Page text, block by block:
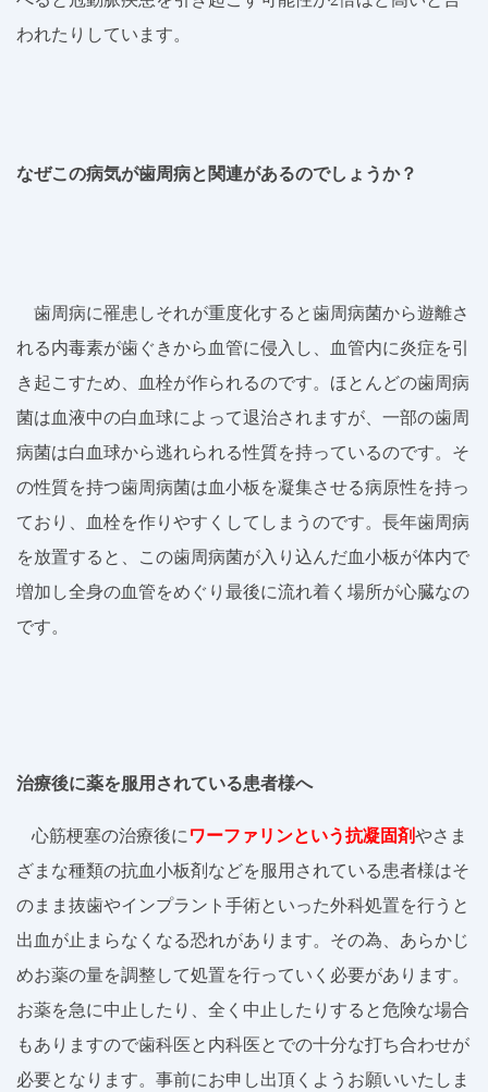
われたりしています。
なぜこの病気が歯周病と関連があるのでしょうか？
歯周病に罹患しそれが重度化すると歯周病菌から遊離さ
れる内毒素が歯ぐきから血管に侵入し、血管内に炎症を引
き起こすため、血栓が作られるのです。ほとんどの歯周病
菌は血液中の白血球によって退治されますが、一部の歯周
病菌は白血球から逃れられる性質を持っているのです。そ
の性質を持つ歯周病菌は血小板を凝集させる病原性を持っ
ており、血栓を作りやすくしてしまうのです。長年歯周病
を放置すると、この歯周病菌が入り込んだ血小板が体内で
増加し全身の血管をめぐり最後に流れ着く場所が心臓なの
です。
治療後に薬を服用されている患者様へ
心筋梗塞の治療後に ワーファリンという抗凝固剤やさま
ざまな種類の抗血小板剤などを服用されている患者様はそ
のまま抜歯やインプラント手術といった外科処置を行うと
出血が止まらなくなる恐れがあります。その為、あらかじ
めお薬の量を調整して処置を行っていく必要があります。
お薬を急に中止したり、全く中止したりすると危険な場合
もありますので歯科医と内科医とでの十分な打ち合わせが
必要となります。事前にお申し出頂くようお願いいたしま